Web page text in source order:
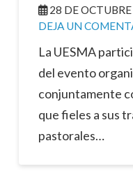
28 DE
DEJA UN
La UESMA
del evento
conjuntamente
que fieles a sus
pastorales…